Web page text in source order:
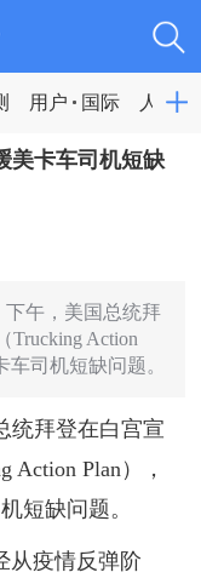
用户 国际 人物
美卡车司机短缺
下午，美国总统拜
Trucking Action
司机短缺问题。
统拜登在白宫宣
Action Plan），
短缺问题。
从疫情反弹阶